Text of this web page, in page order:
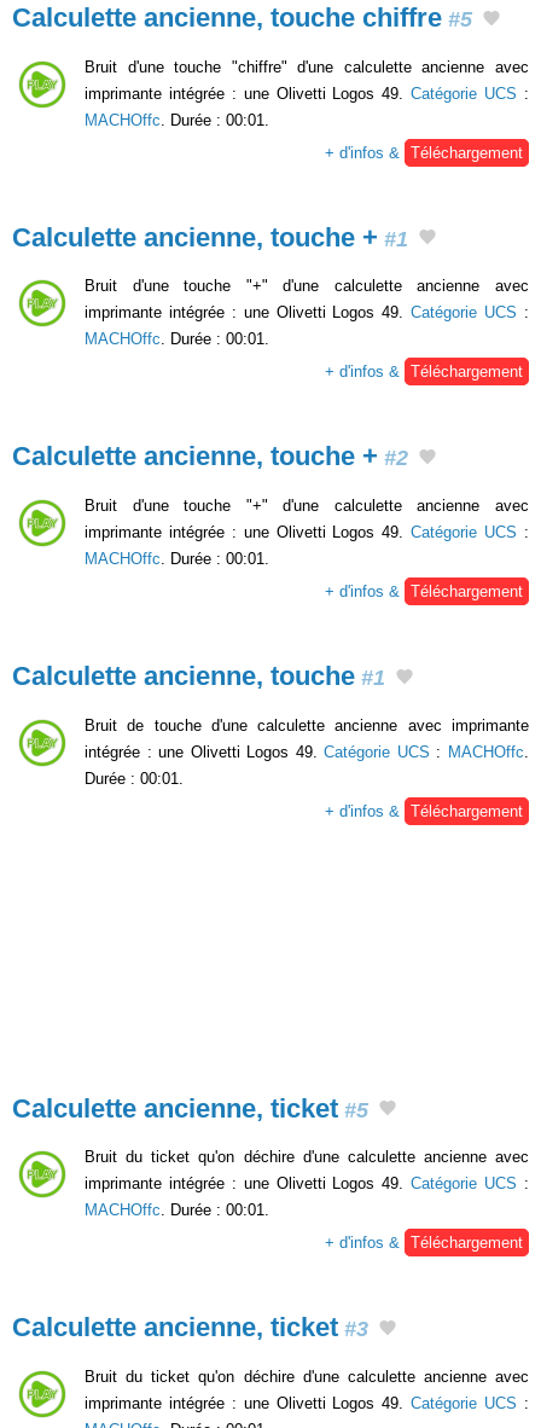
Calculette ancienne, touche chiffre #5
Bruit d'une touche "chiffre" d'une calculette ancienne avec
imprimante intégrée : une Olivetti Logos 49.Catégorie UCS :
MACHOffc . Durée : 00:01.
+ d'infos &
Téléchargement
Calculette ancienne, touche + #1
Bruit d'une touche "+" d'une calculette ancienne avec
imprimante intégrée : une Olivetti Logos 49.Catégorie UCS :
MACHOffc. Durée : 00:01.
+ d'infos & Téléchargement
Calculette ancienne, touche + #2
Bruit d'une touche "+" d'une calculette ancienne avec
imprimante intégrée : une Olivetti Logos 49.Catégorie UCS :
MACHOffc . Durée : 00:01.
+ d'infos &
Téléchargement
Calculette ancienne, touche #1
Bruit de touche d'une calculette ancienne avec imprimante
intégrée : une Olivetti Logos 49.Catégorie UCS : MACHOffc
Durée : 00:01.
+ d'infos &
Téléchargement
Calculette ancienne, ticket #5
Bruit du ticket qu'on déchire d'une calculette ancienne avec
imprimante intégrée : une Olivetti Logos 49.Catégorie UCS :
MACHOffc. Durée : 00:01.
+ d'infos & Téléchargement
Calculette ancienne, ticket #3
Bruit du ticket qu'on déchire d'une calculette ancienne avec
imprimante intégrée : une Olivetti Logos 49.Catégorie UCS :